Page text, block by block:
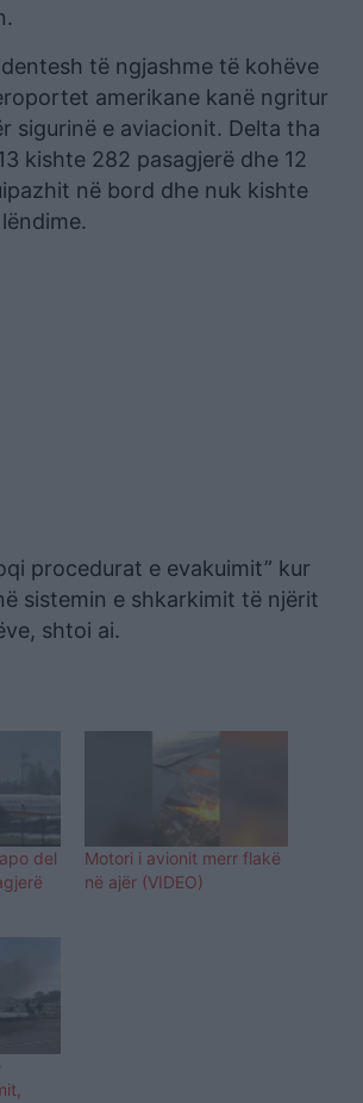
të ngjashme të kohëve
amerikane kanë ngritur
sigurinë e aviacionit. Delta tha
kishte 282 pasagjerë dhe 12
në bord dhe nuk kishte
procedurat e evakuimit” kur
sistemin e shkarkimit të njërit
shtoi ai.
del
Motori i avionit merr flakë
në ajër (VIDEO)